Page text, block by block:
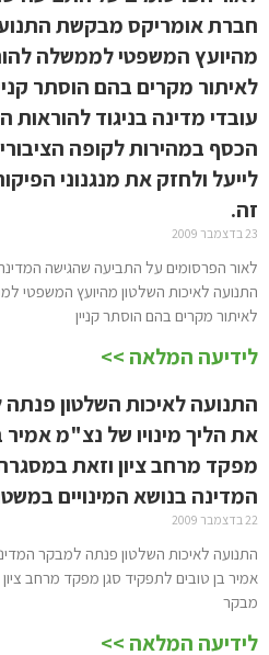
חברת אומריקס מבקשת
מהיועץ המשפטי לממשלה
לאיתור מקרים בהם הוסתר
עובדי מדינה בניגוד
הכסף במהירות לקופה
לייעל ולחזק את מנגנוני
זה.
23 בדצמבר 2009
לאור הפרסומים על התביעה שהגישה
התנועה לאיכות השלטון מהיועץ המשפטי
לאיתור מקרים בהם הוסתר קניין
לידיעה המלאה >>
התנועה לאיכות השלטון
את הליך מינויו של נצ"מ אמיר
מפקד מרחב ציון וזאת
המדינה בנושא המינויים
22 בדצמבר 2009
התנועה לאיכות השלטון פנתה למבקר
אמיר בן טובים לתפקיד סגן מפקד מרחב
מבקר
לידיעה המלאה >>